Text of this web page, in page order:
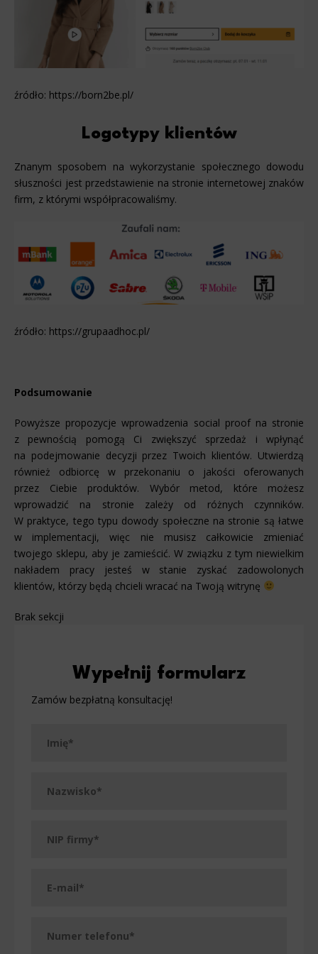
Wypełnij formularz
Zamów bezpłatną konsultację!
źródło: https://born2be.pl/
Logotypy klientów
Znanym sposobem na wykorzystanie społecznego dowodu
słuszności jest przedstawienie na stronie internetowej znaków
firm, z którymi współpracowaliśmy.
źródło: https://grupaadhoc.pl/
Podsumowanie
Powyższe propozycje wprowadzenia social proof na stronie
z pewnością pomogą Ci zwiększyć sprzedaż i wpłynąć
na podejmowanie decyzji przez Twoich klientów. Utwierdzą
również odbiorcę w przekonaniu o jakości oferowanych
przez Ciebie produktów. Wybór metod, które możesz
wprowadzić na stronie zależy od różnych czynników.
W praktyce, tego typu dowody społeczne na stronie są łatwe
w implementacji, więc nie musisz całkowicie zmieniać
twojego sklepu, aby je zamieścić. W związku z tym niewielkim
nakładem pracy jesteś w stanie zyskać zadowolonych
klientów, którzy będą chcieli wracać na Twoją witrynę
Brak sekcji